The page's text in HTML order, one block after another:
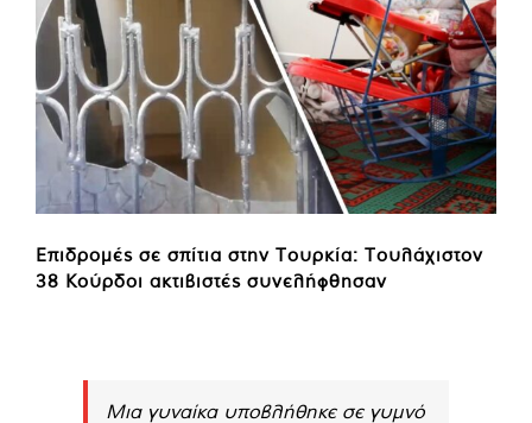
Επιδρομές σε σπίτια στην Τουρκία: Τουλάχιστον
38 Κούρδοι ακτιβιστές συνελήφθησαν
Μια γυναίκα υποβλήθηκε σε γυμνό